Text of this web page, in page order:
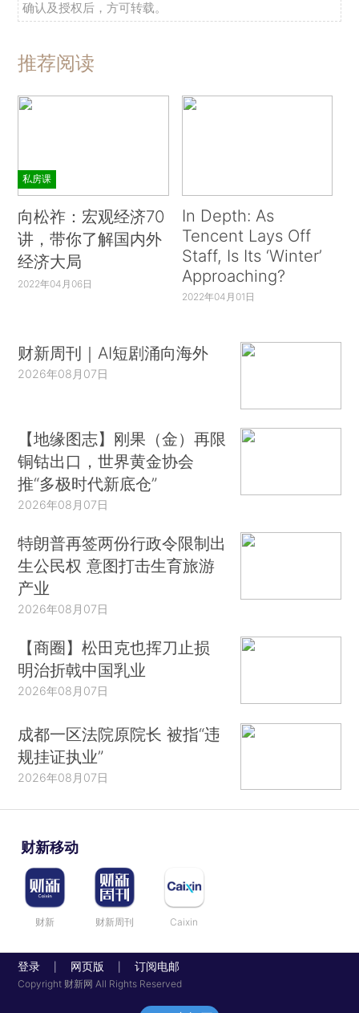
确认及授权后，方可转载。
推荐阅读
私房课
向松祚：宏观经济70
讲，带你了解国内外
经济大局
2022年04月06日
In Depth: As
Tencent Lays Off
Staff, Is Its ‘Winter’
Approaching?
2022年04月01日
财新周刊｜AI短剧涌向海外
2026年08月07日
【地缘图志】刚果（金）再限
铜钴出口，世界黄金协会
推“多极时代新底仓”
2026年08月07日
特朗普再签两份行政令限制出
生公民权 意图打击生育旅游
产业
2026年08月07日
【商圈】松田克也挥刀止损
明治折戟中国乳业
2026年08月07日
成都一区法院原院长 被指“违
规挂证执业”
2026年08月07日
财新移动
财新 财新周刊 Caixin
登录 网页版 订阅电邮
Copyright 财新网 All Rights Reserved